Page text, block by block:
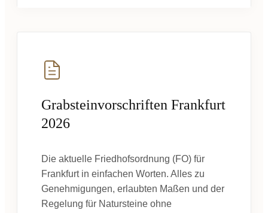
Grabsteinvorschriften Frankfurt
2026
Die aktuelle Friedhofsordnung (FO) für
Frankfurt in einfachen Worten. Alles zu
Genehmigungen, erlaubten Maßen und der
Regelung für Natursteine ohne